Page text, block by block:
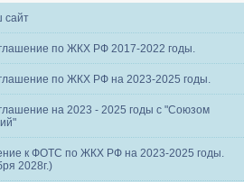
сайт
по ЖКХ РФ 2017-2022 годы.
по ЖКХ РФ на 2023-2025 годы.
на 2023 - 2025 годы с "Союзом
к ФОТС по ЖКХ РФ на 2023-2025 годы.
2028г.)